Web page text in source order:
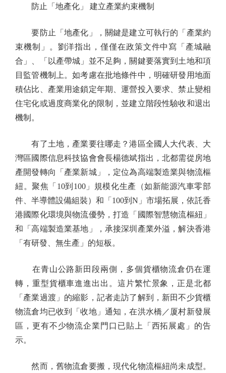
防止「地產化」 建立產業約束機制
要防止「地產化」，關鍵是建立可執行的「產業約
束機制」。劉洋指出，僅僅在政策文件中寫「產城融
合」、「以產帶城」並不足夠，關鍵要落實到土地和項
目監管機制上。如考慮在批地條件中，明確研發用地面
積佔比、產業用途鎖定年期、運營投入要求、禁止變相
住宅化或過度商業化的限制，並建立階段性驗收和退出
機制。
有了土地，產業要往哪走？港區全國人大代表、大
灣區國際信息科技協會會長楊德斌指出，北都需從房地
產開發轉向「產業新城」，定位為高端製造業與物流樞
紐。聚焦「10到100」規模化生產（如新能源汽車零部
件、半導體設備組裝）和「100到N」市場拓展，依託香
港國際化環境與物流優勢，打造「國際智慧物流樞紐」
和「高端製造業基地」，承接深圳產業外溢，解決香港
「有研發、無生產」的短板。
在青山公路新田段兩側，多個貨櫃物流倉仍在運
轉，重型貨櫃車進進出出。這片繁忙景象，正是北都
「產業過渡」的縮影，記者走訪了解到，新田不少貨櫃
物流倉均已收到「收地」通知，在洪水橋／厦村新發展
區，更有不少物流企業門口已貼上「西拓展處」的告
示。
然而，舊物流倉要搬，現代化物流樞紐尚未成型。